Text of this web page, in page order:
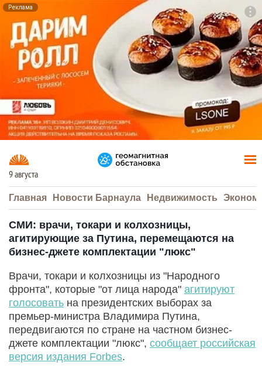
Реклама
9 августа
Главная Новости Барнаула Недвижимость
СМИ: врачи, токари и колхозницы,
агитирующие за Путина, перемещаются на
бизнес-джете комплектации "люкс"
Врачи, токари и колхозницы из "Народного
фронта", которые "от лица народа" агитируют
голосовать на президентских выборах за
премьер-министра Владимира Путина,
передвигаются по стране на частном бизнес-
джете комплектации "люкс", сообщает российская
версия издания Forbes.